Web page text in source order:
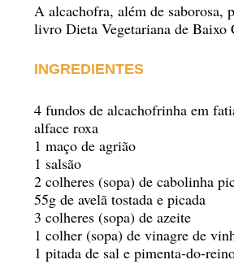
A alcachofra, além de saborosa,
livro Dieta Vegetariana de Baixo
INGREDIENTES
4 fundos de alcachofrinha em
alface roxa
1 maço de agrião
1 salsão
2 colheres (sopa) de cabolinha
55g de avelã tostada e picada
3 colheres (sopa) de azeite
1 colher (sopa) de vinagre de
1 pitada de sal e pimenta-do-